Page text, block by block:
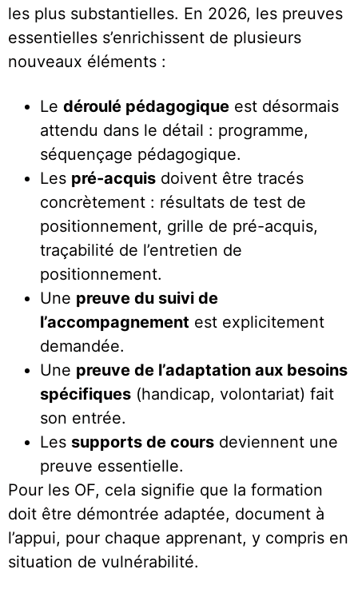
les plus substantielles. En 2026, les preuves
essentielles s’enrichissent de plusieurs
nouveaux éléments :
Le déroulé pédagogique est désormais
attendu dans le détail : programme,
séquençage pédagogique.
Les pré-acquis doivent être tracés
concrètement : résultats de test de
positionnement, grille de pré-acquis,
traçabilité de l’entretien de
positionnement.
Une preuve du suivi de
l’accompagnement est explicitement
demandée.
Une preuve de l’adaptation aux besoins
spécifiques (handicap, volontariat) fait
son entrée.
Les supports de cours deviennent une
preuve essentielle.
Pour les OF, cela signifie que la formation
doit être démontrée adaptée, document à
l’appui, pour chaque apprenant, y compris en
situation de vulnérabilité.